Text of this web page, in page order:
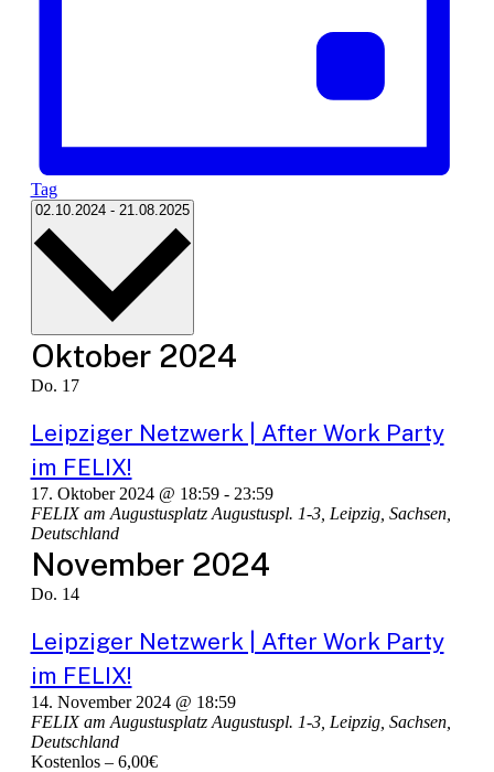
Tag
02.10.2024 - 21.08.2025 Datum
Oktober 2024
Do. 17
Leipziger Netzwerk | After Work Party
im FELIX!
17. Oktober 2024 @ 18:59- 23:59
FELIX am Augustusplatz Augustuspl. 1-3, Leipzig, Sachsen,
Deutschland
November 2024
Do. 14
Leipziger Netzwerk | After Work Party
im FELIX!
14. November 2024 @ 18:59
FELIX am Augustusplatz Augustuspl. 1-3, Leipzig, Sachsen,
Deutschland
Kostenlos – 6,00€